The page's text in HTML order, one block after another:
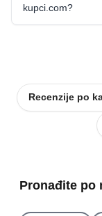
kupci.com?
Recenzije po
Pronađite po